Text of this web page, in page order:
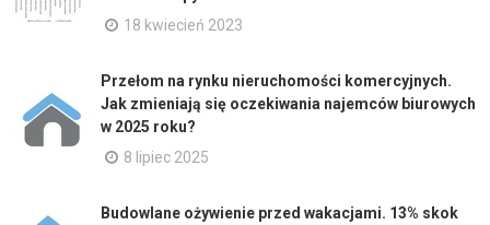
18 kwiecień 2023
Przełom na rynku nieruchomości komercyjnych.
Jak zmieniają się oczekiwania najemców biurowych
w 2025 roku?
8 lipiec 2025
Budowlane ożywienie przed wakacjami. 13% skok